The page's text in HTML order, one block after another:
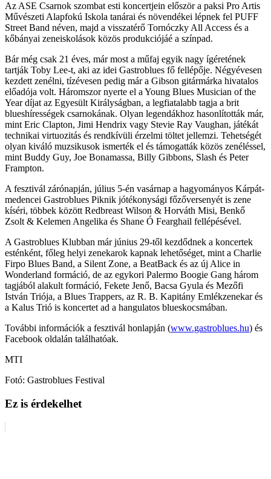
Az ASE Csarnok szombat esti koncertjein először a paksi Pro Artis
Művészeti Alapfokú Iskola tanárai és növendékei lépnek fel PUFF
Street Band néven, majd a visszatérő Tornóczky All Access és a
kőbányai zeneiskolások közös produkciójáé a színpad.
Bár még csak 21 éves, már most a műfaj egyik nagy ígéretének
tartják Toby Lee-t, aki az idei Gastroblues fő fellépője. Négyévesen
kezdett zenélni, tízévesen pedig már a Gibson gitármárka hivatalos
előadója volt. Háromszor nyerte el a Young Blues Musician of the
Year díjat az Egyesült Királyságban, a legfiatalabb tagja a brit
blueshírességek csarnokának. Olyan legendákhoz hasonlították már,
mint Eric Clapton, Jimi Hendrix vagy Stevie Ray Vaughan, játékát
technikai virtuozitás és rendkívüli érzelmi töltet jellemzi. Tehetségét
olyan kiváló muzsikusok ismerték el és támogatták közös zenéléssel,
mint Buddy Guy, Joe Bonamassa, Billy Gibbons, Slash és Peter
Frampton.
A fesztivál zárónapján, július 5-én vasárnap a hagyományos Kárpát-
medencei Gastroblues Piknik jótékonysági főzőversenyét is zene
kíséri, többek között Redbreast Wilson & Horváth Misi, Benkő
Zsolt & Kelemen Angelika és Shane Ó Fearghail fellépésével.
A Gastroblues Klubban már június 29-től kezdődnek a koncertek
esténként, főleg helyi zenekarok kapnak lehetőséget, mint a Charlie
Firpo Blues Band, a Silent Zone, a BeatBack és az új Alice in
Wonderland formáció, de az egykori Palermo Boogie Gang három
tagjából alakult formáció, Fekete Jenő, Bacsa Gyula és Mezőfi
István Triója, a Blues Trappers, az R. B. Kapitány Emlékzenekar és
a Kalus Trió is koncertet ad a hangulatos blueskocsmában.
További információk a fesztivál honlapján (www.gastroblues.hu) és
Facebook oldalán találhatóak.
MTI
Fotó: Gastroblues Festival
Ez is érdekelhet